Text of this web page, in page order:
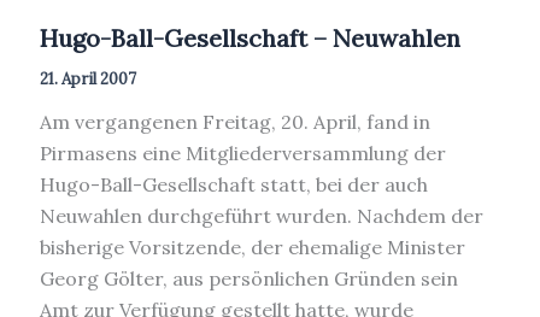
Hugo-Ball-Gesellschaft – Neuwahlen
21. April 2007
Am vergangenen Freitag, 20. April, fand in
Pirmasens eine Mitgliederversammlung der
Hugo-Ball-Gesellschaft statt, bei der auch
Neuwahlen durchgeführt wurden. Nachdem der
bisherige Vorsitzende, der ehemalige Minister
Georg Gölter, aus persönlichen Gründen sein
Amt zur Verfügung gestellt hatte, wurde